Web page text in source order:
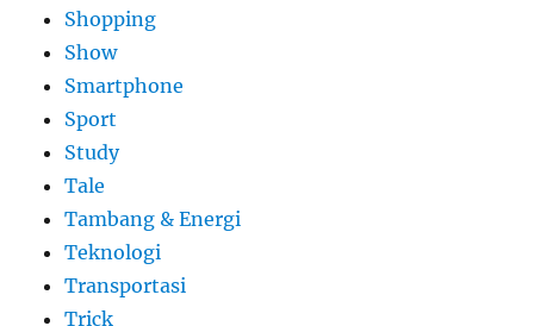
Shopping
Show
Smartphone
Sport
Study
Tale
Tambang & Energi
Teknologi
Transportasi
Trick